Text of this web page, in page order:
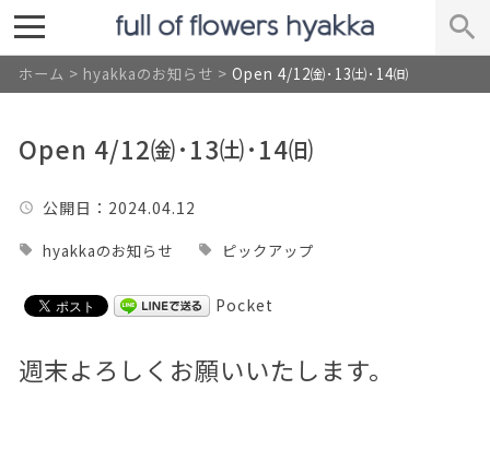
ホーム > hyakkaのお知らせ > Open 4/12㈮･13㈯･14㈰
Open 4/12㈮･13㈯･14㈰
公開日 ：2024.04.12
hyakkaのお知らせ ピックアップ
Pocket
週末よろしくお願いいたします。